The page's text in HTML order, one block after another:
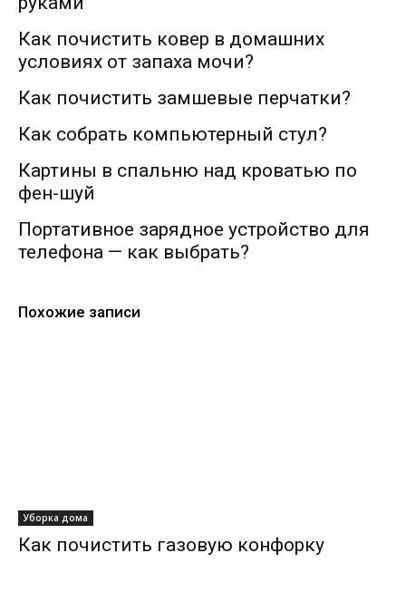
Как почистить ковер в домашних
условиях от запаха мочи?
Как почистить замшевые перчатки?
Как собрать компьютерный стул?
Картины в спальню над кроватью по
фен-шуй
Портативное зарядное устройство для
телефона — как выбрать?
Похожие записи
Уборка дома
Как почистить газовую конфорку